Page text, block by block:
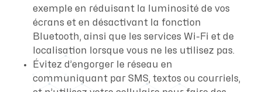
exemple en réduisant la luminosité de vos
écrans et en désactivant la fonction
Bluetooth, ainsi que les services Wi-Fi et de
localisation lorsque vous ne les utilisez pas.
Évitez d’engorger le réseau en
communiquant par SMS, textos ou courriels,